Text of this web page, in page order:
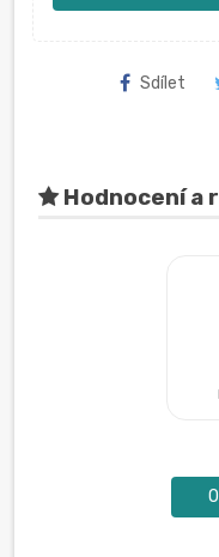
Sdílet
Hodnocení a